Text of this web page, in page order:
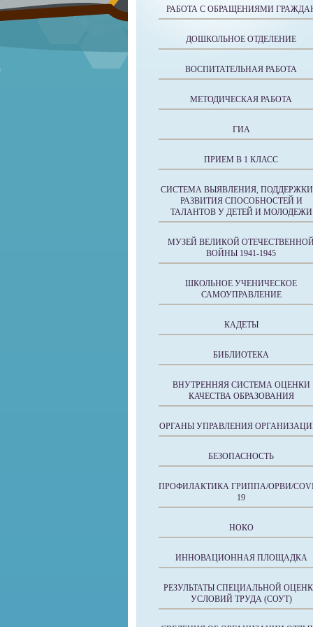
РАБОТА С ОБРАЩЕНИЯМИ
ДОШКОЛЬНОЕ ОТДЕЛЕНИЕ
ВОСПИТАТЕЛЬНАЯ РАБОТА
МЕТОДИЧЕСКАЯ РАБОТА
ГИА
ПРИЕМ В 1 КЛАСС
СИСТЕМА ВЫЯВЛЕНИЯ,
РАЗВИТИЯ СПОСОБНОСТЕЙ И
ТАЛАНТОВ У ДЕТЕЙ И МОЛОДЕЖИ
МУЗЕЙ ВЕЛИКОЙ ОТЕЧЕСТВЕННОЙ
ВОЙНЫ 1941-1945
ШКОЛЬНОЕ УЧЕНИЧЕСКОЕ
САМОУПРАВЛЕНИЕ
КАДЕТЫ
БИБЛИОТЕКА
ВНУТРЕННЯЯ СИСТЕМА ОЦЕНКИ
КАЧЕСТВА ОБРАЗОВАНИЯ
ОРГАНЫ УПРАВЛЕНИЯ
БЕЗОПАСНОСТЬ
ПРОФИЛАКТИКА ГРИППА/ОРВИ/
19
НОКО
ИННОВАЦИОННАЯ ПЛОЩАДКА
РЕЗУЛЬТАТЫ СПЕЦИАЛЬНОЙ
УСЛОВИЙ ТРУДА (СОУТ)